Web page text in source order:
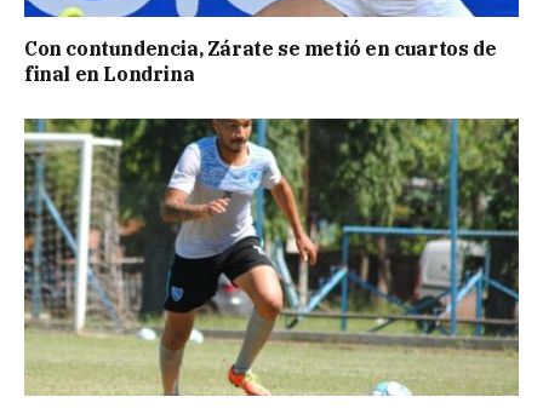
Con contundencia, Zárate se metió en cuartos de
final en Londrina